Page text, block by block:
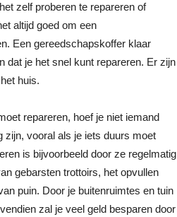
zelf proberen te repareren of
altijd goed om een
Een gereedschapskoffer klaar
dat je het snel kunt repareren. Er zijn
huis.
repareren, hoef je niet iemand
zijn, vooral als je iets duurs moet
is bijvoorbeeld door ze regelmatig
gebarsten trottoirs, het opvullen
puin. Door je buitenruimtes en tuin
zal je veel geld besparen door